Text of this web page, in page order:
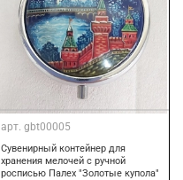
арт. gbt00005
Сувенирный контейнер для
хранения мелочей с ручной
росписью Палех "Золотые купола"